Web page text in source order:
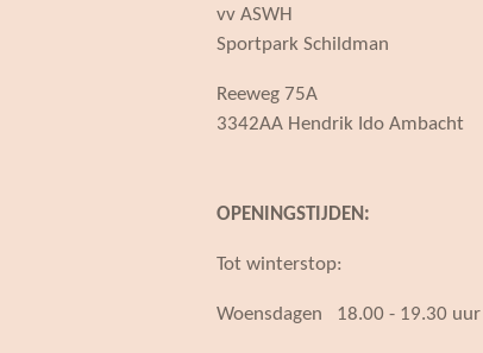
vv ASWH
Sportpark Schildman
Reeweg 75A
3342AA Hendrik Ido Ambacht
OPENINGSTIJDEN:
Tot winterstop:
Woensdagen 18.00 - 19.30 uur